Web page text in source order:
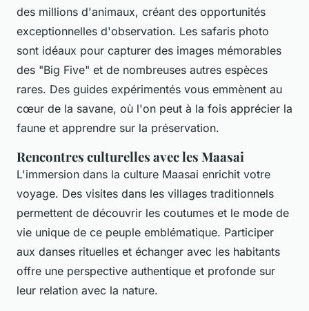
des millions d'animaux, créant des opportunités
exceptionnelles d'observation. Les safaris photo
sont idéaux pour capturer des images mémorables
des "Big Five" et de nombreuses autres espèces
rares. Des guides expérimentés vous emmènent au
cœur de la savane, où l'on peut à la fois apprécier la
faune et apprendre sur la préservation.
Rencontres culturelles avec les Maasai
L'immersion dans la culture Maasai enrichit votre
voyage. Des visites dans les villages traditionnels
permettent de découvrir les coutumes et le mode de
vie unique de ce peuple emblématique. Participer
aux danses rituelles et échanger avec les habitants
offre une perspective authentique et profonde sur
leur relation avec la nature.